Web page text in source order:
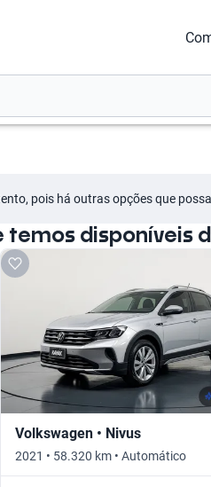
pois há outras opções que
temos disponíveis
Volkswagen • Nivus
2021 • 58.320 km • Automático